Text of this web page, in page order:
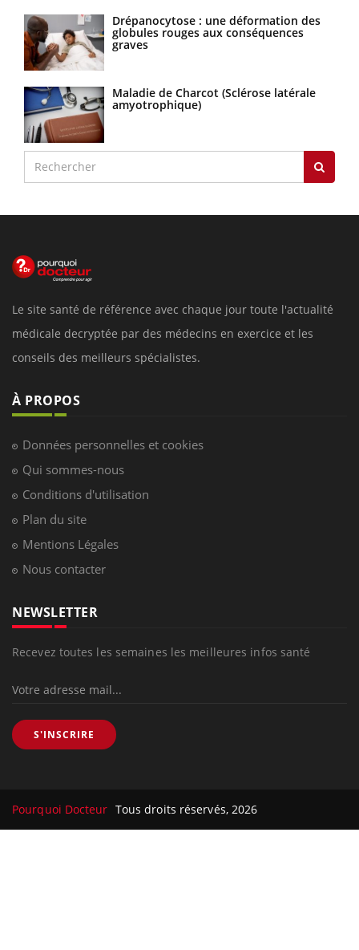
Drépanocytose : une déformation des
globules rouges aux conséquences
graves
Maladie de Charcot (Sclérose latérale
amyotrophique)
Le site santé de référence avec chaque jour toute l'actualité
médicale decryptée par des médecins en exercice et les
conseils des meilleurs spécialistes.
À PROPOS
Données personnelles et cookies
Qui sommes-nous
Conditions d'utilisation
Plan du site
Mentions Légales
Nous contacter
NEWSLETTER
Recevez toutes les semaines les meilleures infos santé
S'INSCRIRE
Pourquoi Docteur Tous droits réservés, 2026